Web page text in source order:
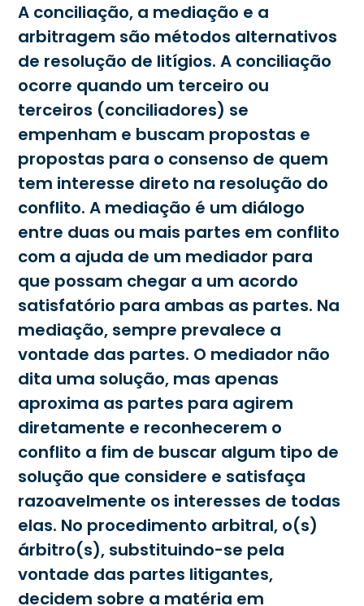
A conciliação, a mediação e a
arbitragem são métodos alternativos
de resolução de litígios. A conciliação
ocorre quando um terceiro ou
terceiros (conciliadores) se
empenham e buscam propostas e
propostas para o consenso de quem
tem interesse direto na resolução do
conflito. A mediação é um diálogo
entre duas ou mais partes em conflito
com a ajuda de um mediador para
que possam chegar a um acordo
satisfatório para ambas as partes. Na
mediação, sempre prevalece a
vontade das partes. O mediador não
dita uma solução, mas apenas
aproxima as partes para agirem
diretamente e reconhecerem o
conflito a fim de buscar algum tipo de
solução que considere e satisfaça
razoavelmente os interesses de todas
elas. No procedimento arbitral, o(s)
árbitro(s), substituindo-se pela
vontade das partes litigantes,
decidem sobre a matéria em